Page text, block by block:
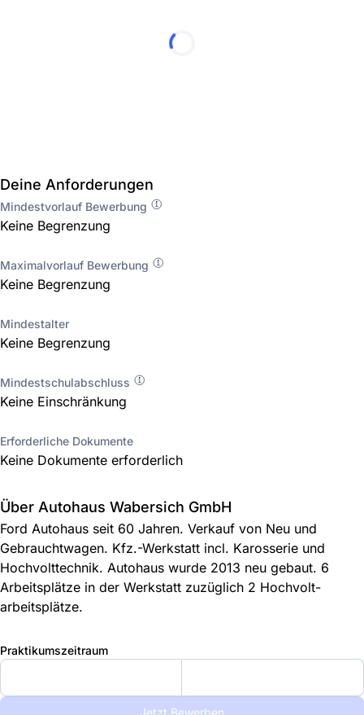
Deine Anforderungen
Mindestvorlauf Bewerbung
Keine Begrenzung
Maximalvorlauf Bewerbung
Keine Begrenzung
Mindestalter
Keine Begrenzung
Mindestschulabschluss
Keine Einschränkung
Erforderliche Dokumente
Keine Dokumente erforderlich
Über Autohaus Wabersich GmbH
Ford Autohaus seit 60 Jahren. Verkauf von Neu und
Gebrauchtwagen. Kfz.-Werkstatt incl. Karosserie und
Hochvolttechnik. Autohaus wurde 2013 neu gebaut. 6
Arbeitsplätze in der Werkstatt zuzüglich 2 Hochvolt-
arbeitsplätze.
Praktikumszeitraum